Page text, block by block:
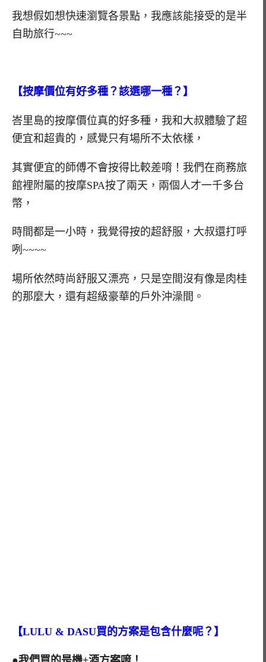
我想假如想快速瀏覽各景點，我應該能接受的是半
自助旅行~~~
【按摩價位有好多種？該選哪一種？】
峇里島的按摩價位真的好多種，我和大叔體驗了超
便宜和超貴的，感覺只有場所不太依樣，
其實便宜的師傅不會按得比較差唷！我們在商務旅
館裡附屬的按摩SPA按了兩天，兩個人才一千多台
幣，
時間都是一小時，我覺得按的超舒服，大叔還打呼
咧~~~~
場所依然時尚舒服又漂亮，只是空間沒有像是肉桂
的那麼大，還有超級豪華的戶外沖澡間。
【LULU & DASU買的方案是包含什麼呢？】